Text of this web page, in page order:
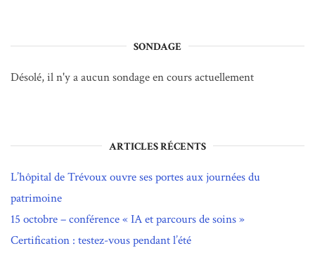
SONDAGE
Désolé, il n'y a aucun sondage en cours actuellement
ARTICLES RÉCENTS
L’hôpital de Trévoux ouvre ses portes aux journées du
patrimoine
15 octobre – conférence « IA et parcours de soins »
Certification : testez-vous pendant l’été